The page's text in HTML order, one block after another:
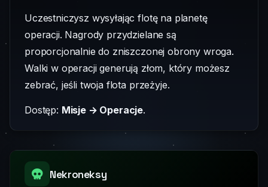
Uczestniczysz wysyłając flotę na planetę
operacji. Nagrody przydzielane są
proporcjonalnie do zniszczonej obrony wroga.
Walki w operacji generują złom, który możesz
zebrać, jeśli twoja flota przeżyje.
Dostęp: Misje → Operacje.
Nekroneksy